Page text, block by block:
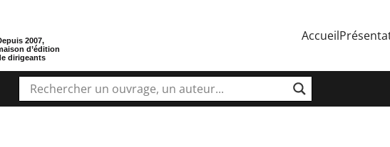
2007,
d’édition
dirigeants
Accueil